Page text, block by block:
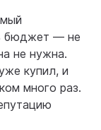
бюджет — не
не нужна.
купил, и
много раз.